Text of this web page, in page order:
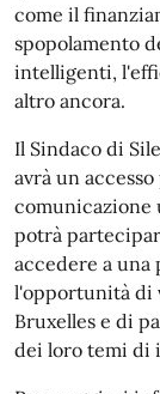
come il
spopolamento
intelligenti,
altro ancora.
Il Sindaco di
avrà un
comunicazione
potrà
accedere a una
l'opportunità di
Bruxelles e di
dei loro temi di